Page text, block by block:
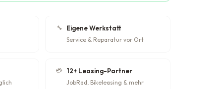
🔧 Eigene Werkstatt
Service & Reparatur vor Ort
💳 12+ Leasing-Partner
JobRad, Bikeleasing & mehr